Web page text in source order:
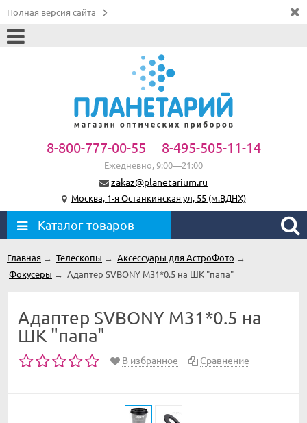
Полная версия сайта
8-800-777-00-55 8-495-505-11-14
Ежедневно, 9:00—21:00
zakaz@planetarium.ru
Москва, 1-я Останкинская ул, 55 (м.ВДНХ)
Каталог товаров
Главная → Телескопы → Аксессуары для АстроФото →
Фокусеры → Адаптер SVBONY M31*0.5 на ШК "папа"
Адаптер SVBONY M31*0.5 на
ШК "папа"
В избранное Сравнение